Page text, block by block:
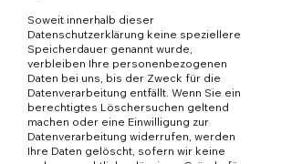
Soweit innerhalb dieser
Datenschutzerklärung keine speziellere
Speicherdauer genannt wurde,
verbleiben Ihre personenbezogenen
Daten bei uns, bis der Zweck für die
Datenverarbeitung entfällt. Wenn Sie ein
berechtigtes Löschersuchen geltend
machen oder eine Einwilligung zur
Datenverarbeitung widerrufen, werden
Ihre Daten gelöscht, sofern wir keine